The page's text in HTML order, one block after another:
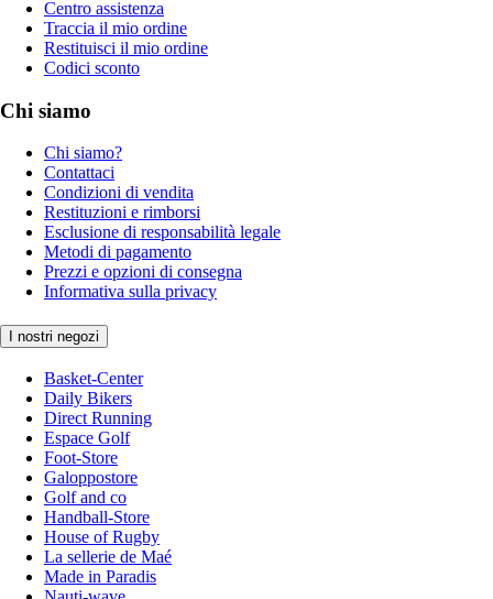
Centro assistenza
Traccia il mio ordine
Restituisci il mio ordine
Codici sconto
Chi siamo
Chi siamo?
Contattaci
Condizioni di vendita
Restituzioni e rimborsi
Esclusione di responsabilità legale
Metodi di pagamento
Prezzi e opzioni di consegna
Informativa sulla privacy
I nostri negozi
Basket-Center
Daily Bikers
Direct Running
Espace Golf
Foot-Store
Galoppostore
Golf and co
Handball-Store
House of Rugby
La sellerie de Maé
Made in Paradis